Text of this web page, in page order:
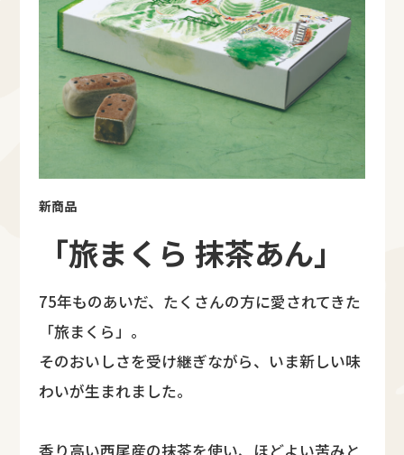
新商品
「旅まくら 抹茶あん」
75年ものあいだ、たくさんの方に愛されてきた
「旅まくら」。
そのおいしさを受け継ぎながら、いま新しい味
わいが生まれました。
香り高い西尾産の抹茶を使い、ほどよい苦みと